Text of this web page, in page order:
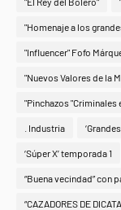
"Homenaje a los
"Influencer" Fofo
"Nuevos Valores de la
"Pinchazos "Criminales
. Industria
‘Súper X’ temporada 1
“Buena vecindad” con
“CAZADORES DE